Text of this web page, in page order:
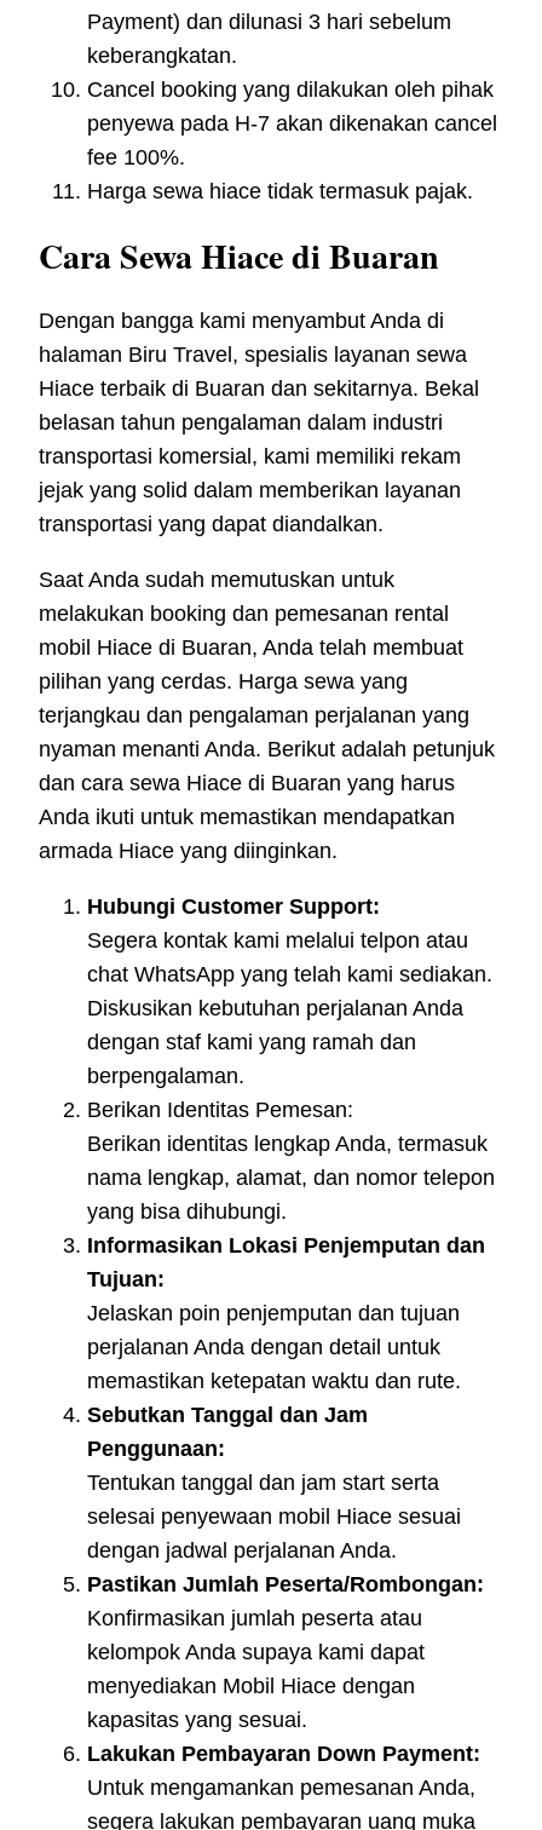
Payment) dan dilunasi 3 hari sebelum
keberangkatan.
Cancel booking yang dilakukan oleh pihak
penyewa pada H-7 akan dikenakan cancel
fee 100%.
Harga sewa hiace tidak termasuk pajak.
Cara Sewa Hiace di Buaran
Dengan bangga kami menyambut Anda di
halaman Biru Travel, spesialis layanan sewa
Hiace terbaik di Buaran dan sekitarnya. Bekal
belasan tahun pengalaman dalam industri
transportasi komersial, kami memiliki rekam
jejak yang solid dalam memberikan layanan
transportasi yang dapat diandalkan.
Saat Anda sudah memutuskan untuk
melakukan booking dan pemesanan rental
mobil Hiace di Buaran, Anda telah membuat
pilihan yang cerdas. Harga sewa yang
terjangkau dan pengalaman perjalanan yang
nyaman menanti Anda. Berikut adalah petunjuk
dan cara sewa Hiace di Buaran yang harus
Anda ikuti untuk memastikan mendapatkan
armada Hiace yang diinginkan.
Hubungi Customer Support:
Segera kontak kami melalui telpon atau
chat WhatsApp yang telah kami sediakan.
Diskusikan kebutuhan perjalanan Anda
dengan staf kami yang ramah dan
berpengalaman.
Berikan Identitas Pemesan:
Berikan identitas lengkap Anda, termasuk
nama lengkap, alamat, dan nomor telepon
yang bisa dihubungi.
Informasikan Lokasi Penjemputan dan
Tujuan:
Jelaskan poin penjemputan dan tujuan
perjalanan Anda dengan detail untuk
memastikan ketepatan waktu dan rute.
Sebutkan Tanggal dan Jam
Penggunaan:
Tentukan tanggal dan jam start serta
selesai penyewaan mobil Hiace sesuai
dengan jadwal perjalanan Anda.
Pastikan Jumlah Peserta/Rombongan:
Konfirmasikan jumlah peserta atau
kelompok Anda supaya kami dapat
menyediakan Mobil Hiace dengan
kapasitas yang sesuai.
Lakukan Pembayaran Down Payment:
Untuk mengamankan pemesanan Anda,
segera lakukan pembayaran uang muka